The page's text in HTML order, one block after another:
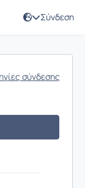
Σύνδεση
σύνδεσης